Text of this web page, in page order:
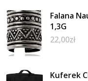
Falana
1,3G
22,00zł
Kuferek